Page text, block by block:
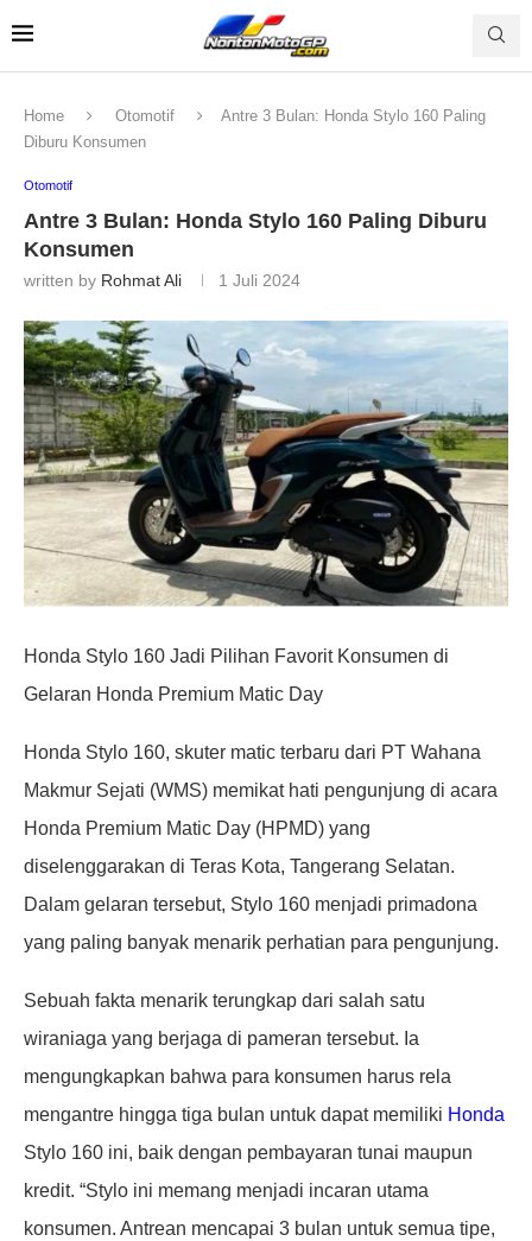
Home Otomotif
Antre 3 Bulan: Honda Stylo 160 Paling
Diburu Konsumen
Otomotif
Antre 3 Bulan: Honda Stylo 160 Paling Diburu
Konsumen
written by Rohmat Ali 1 Juli 2024
Honda Stylo 160 Jadi Pilihan Favorit Konsumen di
Gelaran Honda Premium Matic Day
Honda Stylo 160, skuter matic terbaru dari PT Wahana
Makmur Sejati (WMS) memikat hati pengunjung di acara
Honda Premium Matic Day (HPMD) yang
diselenggarakan di Teras Kota, Tangerang Selatan.
Dalam gelaran tersebut, Stylo 160 menjadi primadona
yang paling banyak menarik perhatian para pengunjung.
Sebuah fakta menarik terungkap dari salah satu
wiraniaga yang berjaga di pameran tersebut. Ia
mengungkapkan bahwa para konsumen harus rela
mengantre hingga tiga bulan untuk dapat memiliki Honda
Stylo 160 ini, baik dengan pembayaran tunai maupun
kredit. “Stylo ini memang menjadi incaran utama
konsumen. Antrean mencapai 3 bulan untuk semua tipe,